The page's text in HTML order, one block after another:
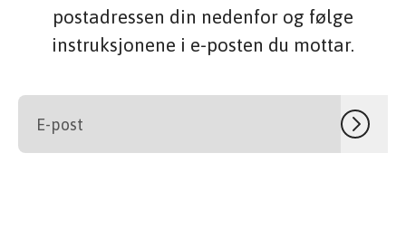
postadressen din nedenfor og følge
instruksjonene i e-posten du mottar.